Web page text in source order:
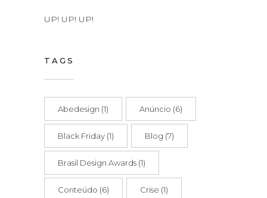
UP! UP! UP!
TAGS
Abedesign (1) Anúncio (6)
Black Friday (1) Blog (7)
Brasil Design Awards (1)
Conteúdo (6) Crise (1)